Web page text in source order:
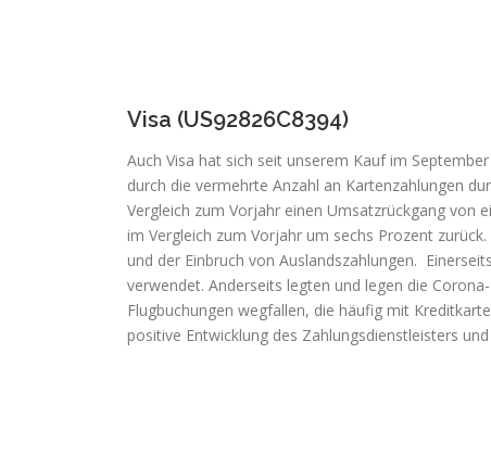
Visa (US92826C8394)
Auch Visa hat sich seit unserem Kauf im
durch die vermehrte Anzahl an Kartenzahlungen
Vergleich zum Vorjahr einen Umsatzrückgang von
im Vergleich zum Vorjahr um sechs Prozent
und der Einbruch von Auslandszahlungen.
verwendet. Anderseits legten und legen die
Flugbuchungen wegfallen, die häufig mit
positive Entwicklung des Zahlungsdienstleisters